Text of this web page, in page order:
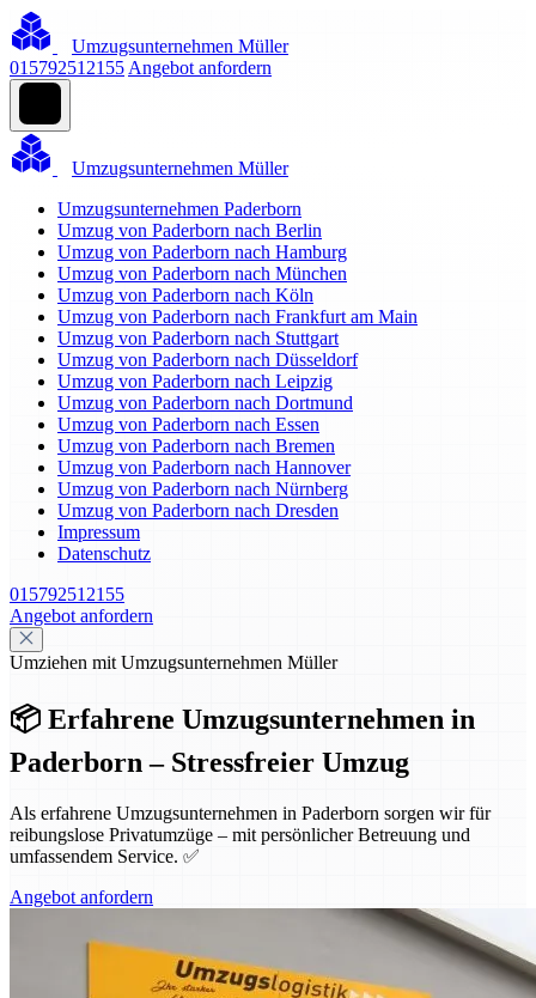
Umzugsunternehmen Müller
015792512155 Angebot anfordern
Umzugsunternehmen Müller
Umzugsunternehmen Paderborn
Umzug von Paderborn nach Berlin
Umzug von Paderborn nach Hamburg
Umzug von Paderborn nach München
Umzug von Paderborn nach Köln
Umzug von Paderborn nach Frankfurt am Main
Umzug von Paderborn nach Stuttgart
Umzug von Paderborn nach Düsseldorf
Umzug von Paderborn nach Leipzig
Umzug von Paderborn nach Dortmund
Umzug von Paderborn nach Essen
Umzug von Paderborn nach Bremen
Umzug von Paderborn nach Hannover
Umzug von Paderborn nach Nürnberg
Umzug von Paderborn nach Dresden
Impressum
Datenschutz
015792512155
Angebot anfordern
Umziehen mit Umzugsunternehmen Müller
📦 Erfahrene Umzugsunternehmen in
Paderborn – Stressfreier Umzug
Als erfahrene Umzugsunternehmen in Paderborn sorgen wir für
reibungslose Privatumzüge – mit persönlicher Betreuung und
umfassendem Service. ✅
Angebot anfordern